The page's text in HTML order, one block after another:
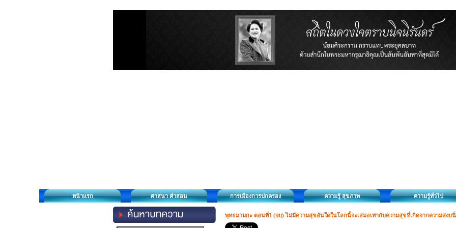
หน้าแรก ศาสนา คำสอน การเมืองการปกครอง ความรู้ สุขภาพ ความรู้ทั่วไป
พุทธมามกะ ตอนที่3 (จบ) ไม่มีความสุขอันใดในโลกนี้จะเสมอเท่ากับความสุขที่เกิดจากความสงบนิ่